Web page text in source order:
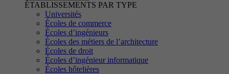
ÉTABLISSEMENTS PAR TYPE
Universités
Écoles de commerce
Écoles d’ingénieurs
Écoles des métiers de l’architecture
Écoles de droit
Écoles d’ingénieur informatique
Écoles hôtelières